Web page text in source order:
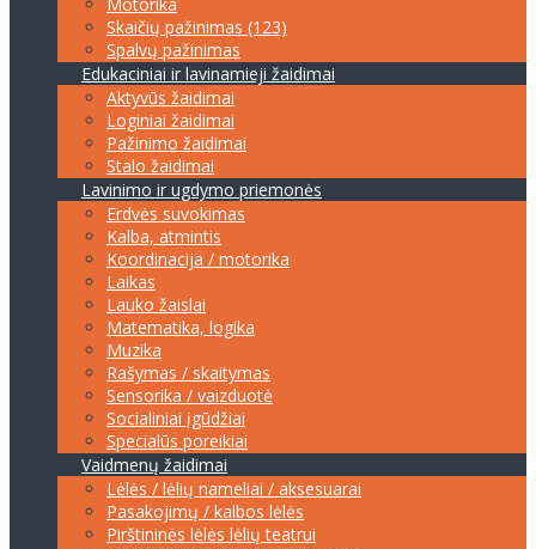
Skaičių pažinimas (123)
Spalvų pažinimas
Edukaciniai ir lavinamieji žaidimai
Aktyvūs žaidimai
Loginiai žaidimai
Pažinimo žaidimai
Stalo žaidimai
Lavinimo ir ugdymo priemonės
Erdvės suvokimas
Kalba, atmintis
Koordinacija / motorika
Laikas
Lauko žaislai
Matematika, logika
Muzika
Rašymas / skaitymas
Sensorika / vaizduotė
Socialiniai įgūdžiai
Specialūs poreikiai
Vaidmenų žaidimai
Lėlės / lėlių nameliai / aksesuarai
Pasakojimų / kalbos lėlės
Pirštininės lėlės lėlių teatrui